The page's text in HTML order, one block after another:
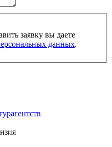
заявку вы даете
данных.